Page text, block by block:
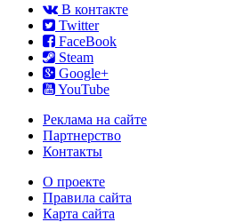
В контакте
Twitter
FaceBook
Steam
Google+
YouTube
Реклама на сайте
Партнерство
Контакты
О проекте
Правила сайта
Карта сайта